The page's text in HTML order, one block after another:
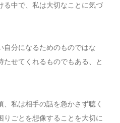
る中で、私は大切なことに気づ
自分になるためのものではな
たせてくれるものでもある、と
私は相手の話を急かさず聴く
りごとを想像することを大切に